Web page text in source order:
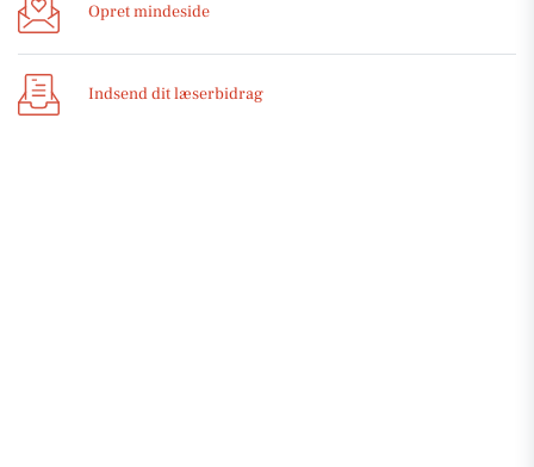
Opret mindeside
Indsend dit læserbidrag